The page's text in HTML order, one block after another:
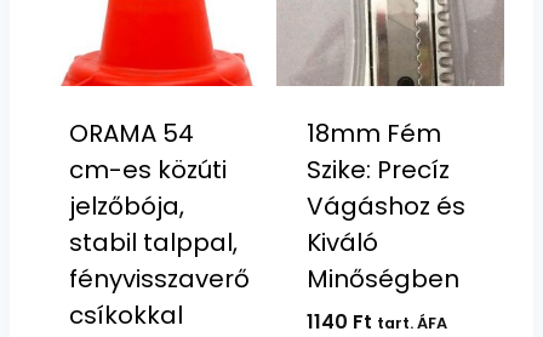
ORAMA 54
cm-es közúti
jelzőbója,
stabil talppal,
fényvisszaverő
csíkokkal
18mm Fém
Szike: Precíz
Vágáshoz és
Kiváló
Minőségben
1140 Ft tart. ÁFA